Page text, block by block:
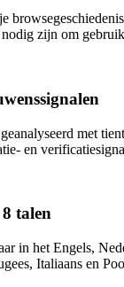
zijn om
met
en
talen
in het Engels,
Italiaans en